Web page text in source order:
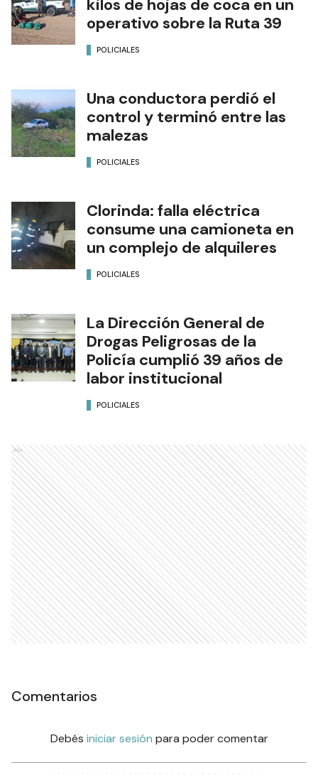
kilos de hojas de coca en un
operativo sobre la Ruta 39
POLICIALES
Una conductora perdió el
control y terminó entre las
malezas
POLICIALES
Clorinda: falla eléctrica
consume una camioneta en
un complejo de alquileres
POLICIALES
La Dirección General de
Drogas Peligrosas de la
Policía cumplió 39 años de
labor institucional
POLICIALES
Ads
Comentarios
Debés iniciar sesión para poder comentar